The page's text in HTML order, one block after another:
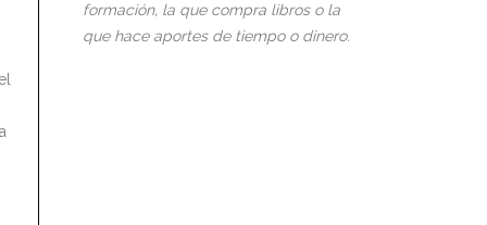
formación, la que compra libros o la
que hace aportes de tiempo o dinero.